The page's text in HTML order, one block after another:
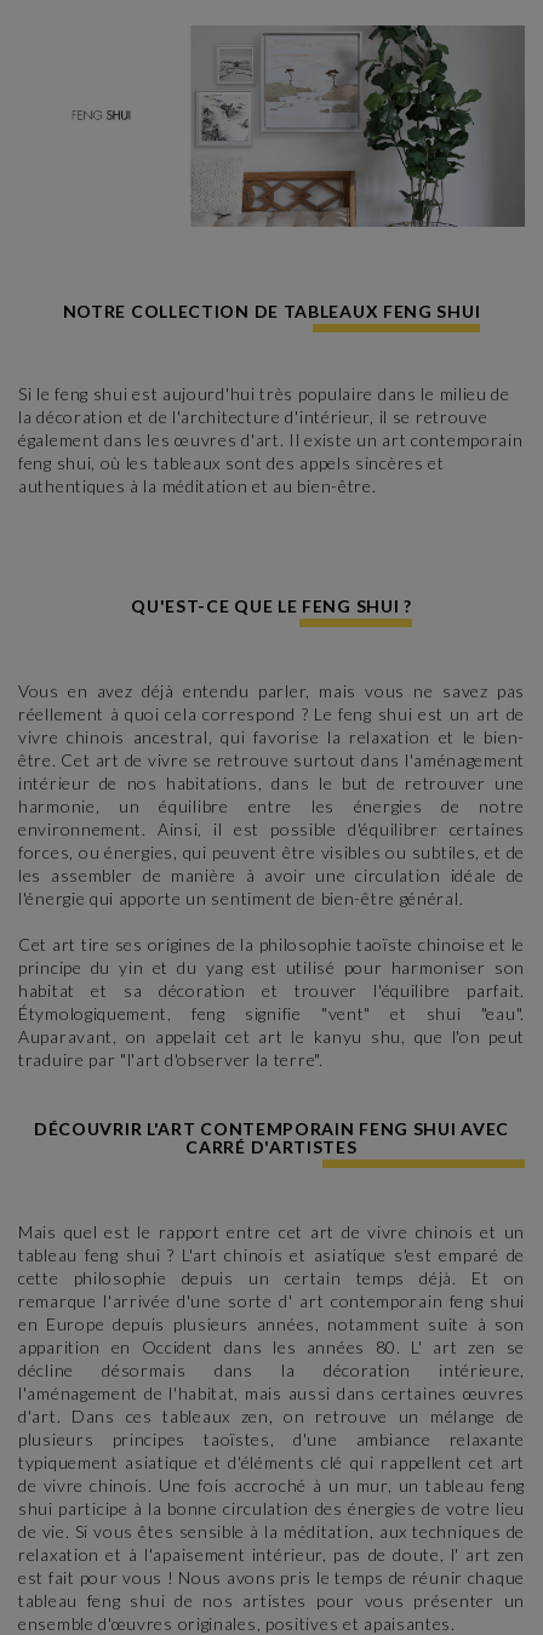
NOTRE COLLECTION DE TABLEAUX FENG SHUI
Si le feng shui est aujourd'hui très populaire dans le milieu de
la décoration et de l'architecture d'intérieur, il se retrouve
également dans les œuvres d'art. Il existe un art contemporain
feng shui, où les tableaux sont des appels sincères et
authentiques à la méditation et au bien-être.
QU'EST-CE QUE LE FENG SHUI ?
Vous en avez déjà entendu parler, mais vous ne savez pas
réellement à quoi cela correspond ? Le feng shui est un art de
vivre chinois ancestral, qui favorise la relaxation et le bien-
être. Cet art de vivre se retrouve surtout dans l'aménagement
intérieur de nos habitations, dans le but de retrouver une
harmonie, un équilibre entre les énergies de notre
environnement. Ainsi, il est possible d'équilibrer certaines
forces, ou énergies, qui peuvent être visibles ou subtiles, et de
les assembler de manière à avoir une circulation idéale de
l'énergie qui apporte un sentiment de bien-être général.
Cet art tire ses origines de la philosophie taoïste chinoise et le
principe du yin et du yang est utilisé pour harmoniser son
habitat et sa décoration et trouver l'équilibre parfait.
Étymologiquement, feng signifie "vent" et shui "eau".
Auparavant, on appelait cet art le kanyu shu, que l'on peut
traduire par "l'art d'observer la terre".
DÉCOUVRIR L'ART CONTEMPORAIN FENG SHUI AVEC
CARRÉ D'ARTISTES
Mais quel est le rapport entre cet art de vivre chinois et un
tableau feng shui ? L'art chinois et asiatique s'est emparé de
cette philosophie depuis un certain temps déjà. Et on
remarque l'arrivée d'une sorte d' art contemporain feng shui
en Europe depuis plusieurs années, notamment suite à son
apparition en Occident dans les années 80. L' art zen se
décline désormais dans la décoration intérieure,
l'aménagement de l'habitat, mais aussi dans certaines œuvres
d'art. Dans ces tableaux zen, on retrouve un mélange de
plusieurs principes taoïstes, d'une ambiance relaxante
typiquement asiatique et d'éléments clé qui rappellent cet art
de vivre chinois. Une fois accroché à un mur, un tableau feng
shui participe à la bonne circulation des énergies de votre lieu
de vie. Si vous êtes sensible à la méditation, aux techniques de
relaxation et à l'apaisement intérieur, pas de doute, l' art zen
est fait pour vous ! Nous avons pris le temps de réunir chaque
tableau feng shui de nos artistes pour vous présenter un
ensemble d'œuvres originales, positives et apaisantes.